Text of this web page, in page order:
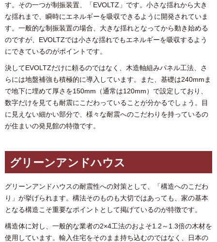
す。その一つが制振装置、「EVOLTZ」です。小さな揺れから大き
な揺れまで、瞬時にエネルギーを吸収できるように開発されていま
す。一般的な制振装置の場合、大きな揺れとなってから動き始める
のですが、EVOLTZでは小さな揺れでもエネルギーを吸収するよう
にできているのがポイントです。
決してEVOLTZだけに頼るのではなく、木造軸組みパネル工法、さ
らには地盤補強も積極的に導入しています。また、基礎は240mmま
で地下に埋めて厚さを150mm（通常は120mm）で設定しており、
数字だけを見ても耐震にこだわっていることが分かるでしょう。目
に見えない細かい部分で、様々な耐震へのこだわりを持っているの
が住まいの発見館の特徴です。
グリーンアンドハウス
グリーンアンドハウスの耐震性への対策として、「構造へのこだわ
り」が挙げられます。構法そのものも大切ではあっても、家の基本
となる構造こそ重要なポイントとして掲げているのが特徴です。
構造体に対し、一般的な業者の2×4工法のおよそ1.2～1.3倍の木材を
使用しています。輸入住宅をそのまま持ち込むのではなく、日本の